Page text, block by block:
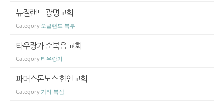
뉴질랜드 광명교회
Category 오클랜드 북부
타우랑가 순복음 교회
Category 타우랑가
파머스톤노스 한인교회
Category 기타 북섬